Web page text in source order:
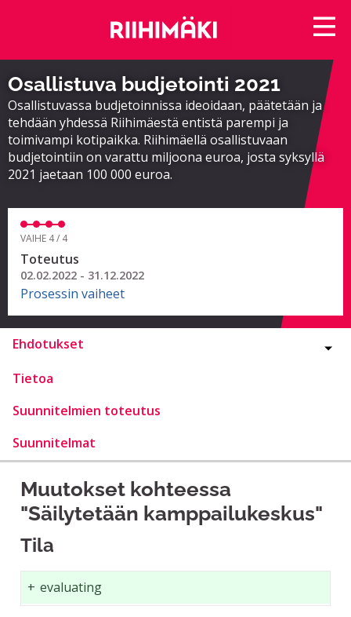
Osallistuva budjetointi 2021
Osallistuvassa budjetoinnissa ideoidaan, päätetään ja
tehdään yhdessä Riihimäestä entistä parempi ja
toimivampi kotipaikka. Riihimäellä osallistuvaan
budjetointiin on varattu miljoona euroa, josta syksyllä
2021 jaetaan 100 000 euroa.
VAIHE 4 / 4
Toteutus
02.02.2022 - 31.12.2022
Prosessin vaiheet
Ehdotukset
Tietoa
Suunnitelmien toteutus
Suunnitelmat
Muutokset kohteessa
"Säilytetään kamppailukeskus"
Tila
+ evaluating